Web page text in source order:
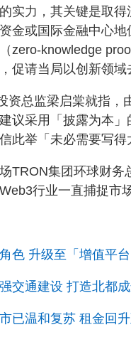
实力，其关键是取
金或国际金融中心
（zero-knowledge
促请当局以创新领域
资总监梁启棠就指，
议采用「披露为本
此举「未必需要写得
TRON集团环球财
行业一直捕捉市
色 升级至「增值平
交通建设 打造北都
已温和复苏 租金回